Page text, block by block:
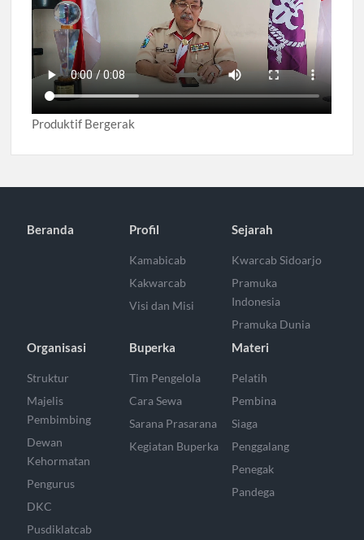
Produktif Bergerak
Beranda Profil
Kamabicab
Kakwarcab
Visi dan Misi
Sejarah
Kwarcab Sidoarjo
Pramuka
Indonesia
Pramuka Dunia
Organisasi
Struktur
Majelis
Pembimbing
Dewan
Kehormatan
Pengurus
DKC
Pusdiklatcab
Buperka
Tim Pengelola
Cara Sewa
Sarana Prasarana
Kegiatan Buperka
Materi
Pelatih
Pembina
Siaga
Penggalang
Penegak
Pandega